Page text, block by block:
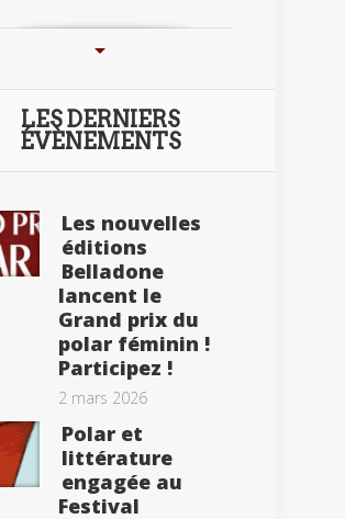
LES DERNIERS
ÉVÈNEMENTS
Les nouvelles
éditions
Belladone
lancent le
Grand prix du
polar féminin !
Participez !
2 mars 2026
Polar et
littérature
engagée au
Festival